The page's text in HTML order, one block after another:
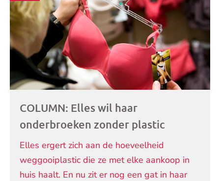
COLUMN: Elles wil haar
onderbroeken zonder plastic
Elles ergert zich aan de hoeveelheid
weggooiplastic die ze met elke aankoop in
huis haalt. En nu zit er nog een gat in haar